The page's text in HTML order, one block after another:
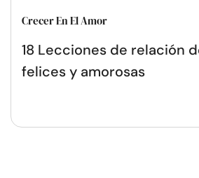
Crecer En El Amor
18 Lecciones de relación
felices y amorosas